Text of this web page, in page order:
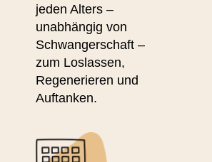
jeden Alters –
unabhängig von
Schwangerschaft –
zum Loslassen,
Regenerieren und
Auftanken.